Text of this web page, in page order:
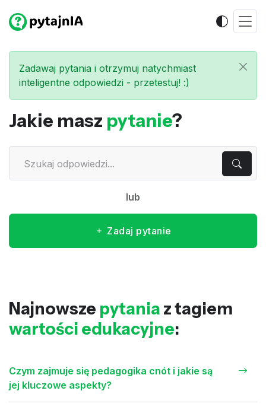
Zadawaj pytania i otrzymuj natychmiast
inteligentne odpowiedzi - przetestuj! :)
Jakie masz pytanie?
lub
Zadaj pytanie
Najnowsze pytania z tagiem
wartości edukacyjne:
Czym zajmuje się pedagogika cnót i jakie są
jej kluczowe aspekty?